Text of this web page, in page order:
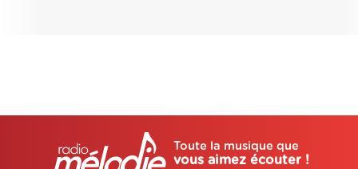
Toute la musique que
vous aimez écouter !